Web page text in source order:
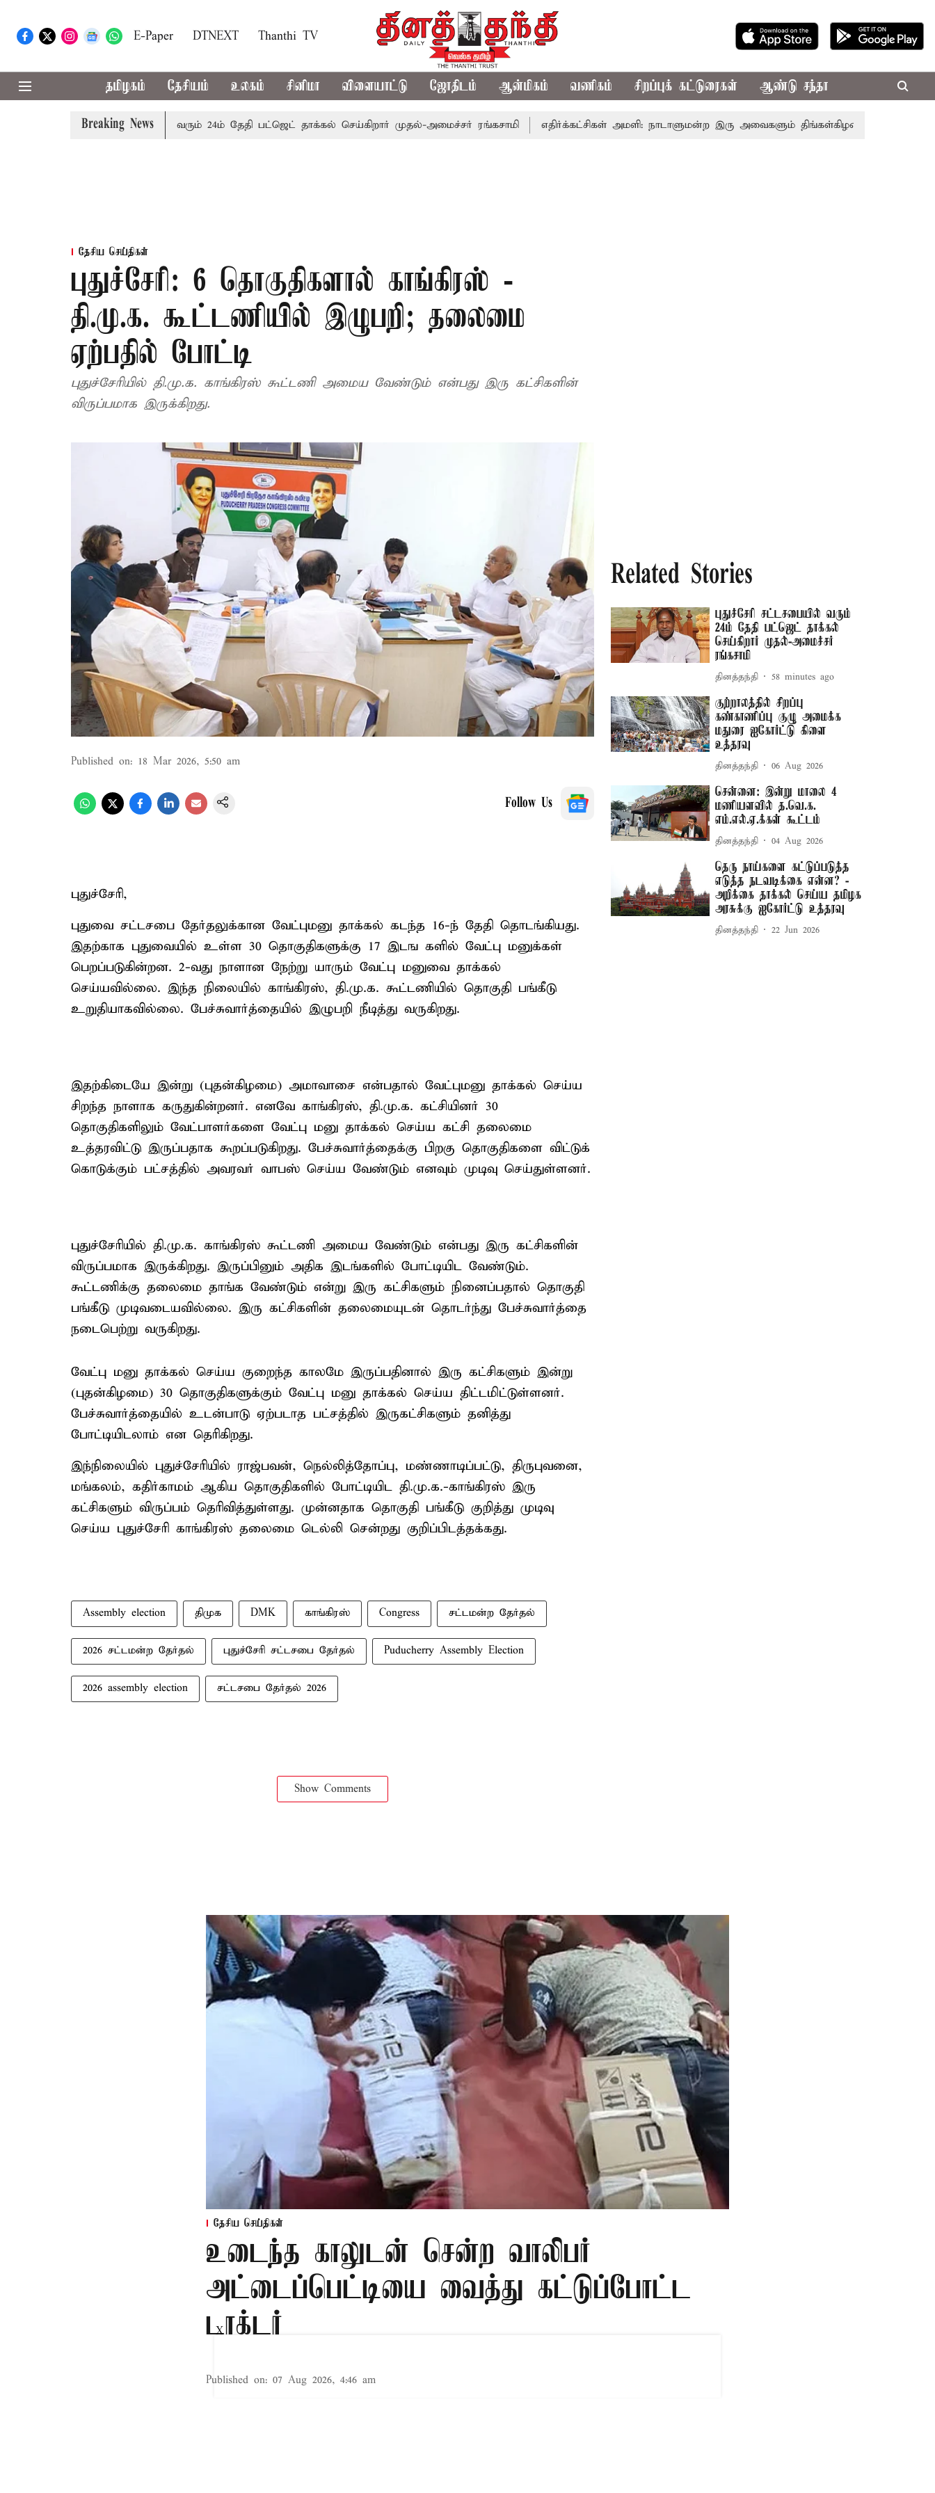
E-Paper DTNEXT Thanthi TV
தமிழகம் தேசியம் உலகம் சினிமா விளையாட்டு ஜோதிடம் ஆன்மிகம் வணிகம் சிறப்புக் கட்டுரைகள் ஆண்டு சந்தா
Breaking News
புதுச்சேரி சட்டசபையில் வரும் 24ம் தேதி பட்ஜெட் தாக்கல் செய்கிறார் முதல்-அமைச்சர் ரங்கசாமி எதிர்க்கட்சிகள் அமளி: நாடாளுமன்ற இரு அவைகளும் திங்கள்கிழமை வரை ஒத்திவைப்பு
தேசிய செய்திகள்
புதுச்சேரி: 6 தொகுதிகளால் காங்கிரஸ் -
தி.மு.க. கூட்டணியில் இழுபறி; தலைமை
ஏற்பதில் போட்டி
புதுச்சேரியில் தி.மு.க. காங்கிரஸ் கூட்டணி அமைய வேண்டும் என்பது இரு கட்சிகளின்
விருப்பமாக இருக்கிறது.
Published on: 18 Mar 2026, 5:50 am
Follow Us
புதுச்சேரி,
புதுவை சட்டசபை தேர்தலுக்கான வேட்புமனு தாக்கல் கடந்த 16-ந் தேதி தொடங்கியது.
இதற்காக புதுவையில் உள்ள 30 தொகுதிகளுக்கு 17 இடங களில் வேட்பு மனுக்கள்
பெறப்படுகின்றன. 2-வது நாளான நேற்று யாரும் வேட்பு மனுவை தாக்கல்
செய்யவில்லை. இந்த நிலையில் காங்கிரஸ், தி.மு.க. கூட்டணியில் தொகுதி பங்கீடு
உறுதியாகவில்லை. பேச்சுவார்த்தையில் இழுபறி நீடித்து வருகிறது.
இதற்கிடையே இன்று (புதன்கிழமை) அமாவாசை என்பதால் வேட்புமனு தாக்கல் செய்ய
சிறந்த நாளாக கருதுகின்றனர். எனவே காங்கிரஸ், தி.மு.க. கட்சியினர் 30
தொகுதிகளிலும் வேட்பாளர்களை வேட்பு மனு தாக்கல் செய்ய கட்சி தலைமை
உத்தரவிட்டு இருப்பதாக கூறப்படுகிறது. பேச்சுவார்த்தைக்கு பிறகு தொகுதிகளை விட்டுக்
கொடுக்கும் பட்சத்தில் அவரவர் வாபஸ் செய்ய வேண்டும் எனவும் முடிவு செய்துள்ளனர்.
புதுச்சேரியில் தி.மு.க. காங்கிரஸ் கூட்டணி அமைய வேண்டும் என்பது இரு கட்சிகளின்
விருப்பமாக இருக்கிறது. இருப்பினும் அதிக இடங்களில் போட்டியிட வேண்டும்.
கூட்டணிக்கு தலைமை தாங்க வேண்டும் என்று இரு கட்சிகளும் நினைப்பதால் தொகுதி
பங்கீடு முடிவடையவில்லை. இரு கட்சிகளின் தலைமையுடன் தொடர்ந்து பேச்சுவார்த்தை
நடைபெற்று வருகிறது.
வேட்பு மனு தாக்கல் செய்ய குறைந்த காலமே இருப்பதினால் இரு கட்சிகளும் இன்று
(புதன்கிழமை) 30 தொகுதிகளுக்கும் வேட்பு மனு தாக்கல் செய்ய திட்டமிட்டுள்ளனர்.
பேச்சுவார்த்தையில் உடன்பாடு ஏற்படாத பட்சத்தில் இருகட்சிகளும் தனித்து
போட்டியிடலாம் என தெரிகிறது.
இந்நிலையில் புதுச்சேரியில் ராஜ்பவன், நெல்லித்தோப்பு, மண்ணாடிப்பட்டு, திருபுவனை,
மங்கலம், கதிர்காமம் ஆகிய தொகுதிகளில் போட்டியிட தி.மு.க.-காங்கிரஸ் இரு
கட்சிகளும் விருப்பம் தெரிவித்துள்ளது. முன்னதாக தொகுதி பங்கீடு குறித்து முடிவு
செய்ய புதுச்சேரி காங்கிரஸ் தலைமை டெல்லி சென்றது குறிப்பிடத்தக்கது.
Assembly election திமுக DMK காங்கிரஸ் Congress சட்டமன்ற தேர்தல்
2026 சட்டமன்ற தேர்தல் புதுச்சேரி சட்டசபை தேர்தல் Puducherry Assembly Election
2026 assembly election சட்டசபை தேர்தல் 2026
Show Comments
Related Stories
புதுச்சேரி சட்டசபையில் வரும்
24ம் தேதி பட்ஜெட் தாக்கல்
செய்கிறார் முதல்-அமைச்சர்
ரங்கசாமி
தினத்தந்தி 58 minutes ago
குற்றாலத்தில் சிறப்பு
கண்காணிப்பு குழு அமைக்க
மதுரை ஐகோர்ட்டு கிளை
உத்தரவு
தினத்தந்தி 06 Aug 2026
சென்னை: இன்று மாலை 4
மணியளவில் த.வெ.க.
எம்.எல்.ஏ.க்கள் கூட்டம்
தினத்தந்தி 04 Aug 2026
தெரு நாய்களை கட்டுப்படுத்த
எடுத்த நடவடிக்கை என்ன? -
அறிக்கை தாக்கல் செய்ய தமிழக
அரசுக்கு ஐகோர்ட்டு உத்தரவு
தினத்தந்தி 22 Jun 2026
தேசிய செய்திகள்
உடைந்த காலுடன் சென்ற வாலிபர்
அட்டைப்பெட்டியை வைத்து கட்டுப்போட்ட
டாக்டர்
Published on: 07 Aug 2026, 4:46 am
X